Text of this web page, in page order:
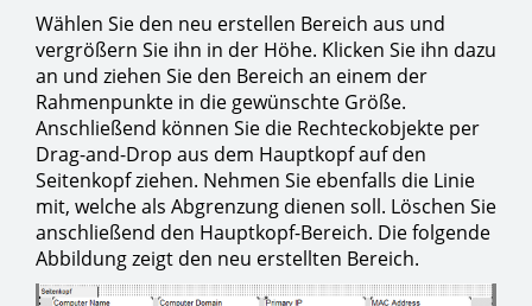
Wählen Sie den neu erstellen Bereich aus und
vergrößern Sie ihn in der Höhe. Klicken Sie ihn dazu
an und ziehen Sie den Bereich an einem der
Rahmenpunkte in die gewünschte Größe.
Anschließend können Sie die Rechteckobjekte per
Drag-and-Drop aus dem Hauptkopf auf den
Seitenkopf ziehen. Nehmen Sie ebenfalls die Linie
mit, welche als Abgrenzung dienen soll. Löschen Sie
anschließend den Hauptkopf-Bereich. Die folgende
Abbildung zeigt den neu erstellten Bereich.